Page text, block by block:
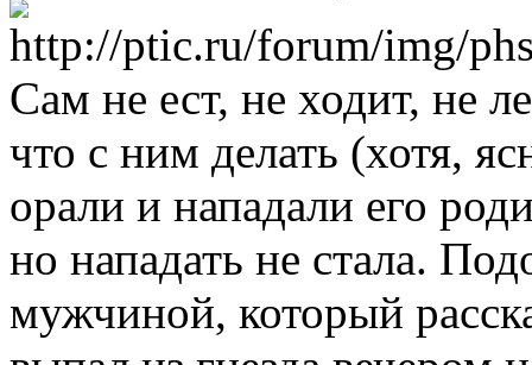
Сам не ест, не ходит, не
что с ним делать (хотя,
орали и нападали его
но нападать не стала.
мужчиной, который